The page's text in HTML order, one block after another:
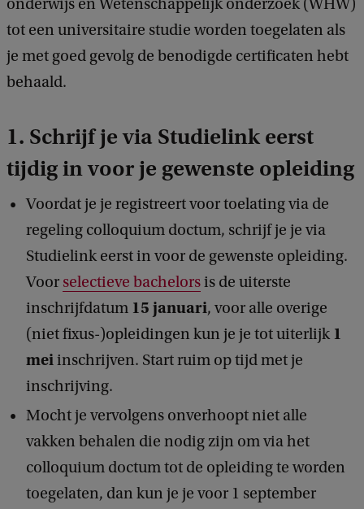
onderwijs en Wetenschappelijk onderzoek (WHW)
tot een universitaire studie worden toegelaten als
je met goed gevolg de benodigde certificaten hebt
behaald.
1. Schrijf je via Studielink eerst
tijdig in voor je gewenste opleiding
Voordat je je registreert voor toelating via de
regeling colloquium doctum, schrijf je je via
Studielink eerst in voor de gewenste opleiding.
Voor selectieve bachelorsis de uiterste
inschrijfdatum 15 januari, voor alle overige
(niet fixus-)opleidingen kun je je tot uiterlijk 1
meiinschrijven. Start ruim op tijd met je
inschrijving.
Mocht je vervolgens onverhoopt niet alle
vakken behalen die nodig zijn om via het
colloquium doctum tot de opleiding te worden
toegelaten, dan kun je je voor 1 september